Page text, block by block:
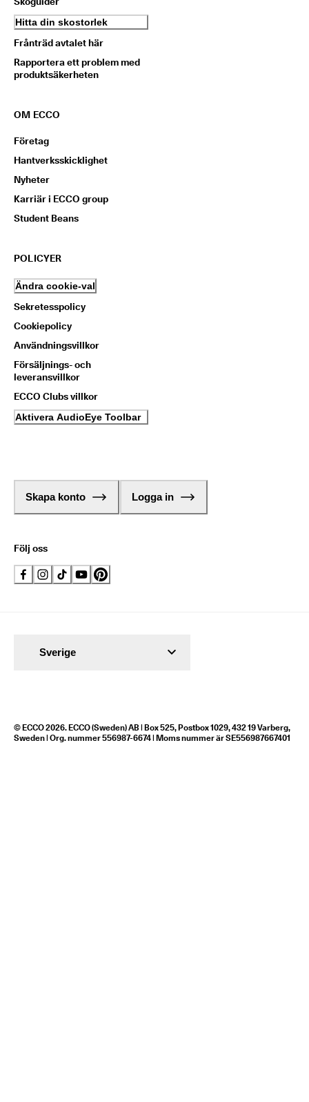
Hitta din skostorlek
Frånträd avtalet här
Rapportera ett problem med
produktsäkerheten
OM ECCO
Företag
Hantverksskicklighet
Nyheter
Karriär i ECCO group
Student Beans
POLICYER
Ändra cookie-val
Sekretesspolicy
Cookiepolicy
Användningsvillkor
Försäljnings- och
leveransvillkor
ECCO Clubs villkor
Aktivera AudioEye Toolbar
Skapa konto Logga in
Följ oss
© ECCO 2026. ECCO (Sweden) AB | Box 525, Postbox 1029, 432 19 Varberg,
Sweden | Org. nummer 556987-6674 | Moms nummer är SE556987667401
Sverige